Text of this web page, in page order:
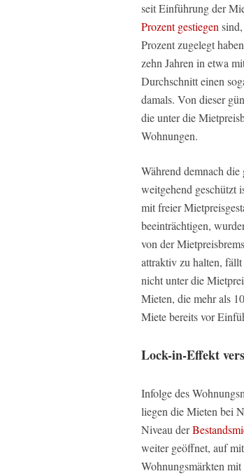
seit Einführung der
Prozent gestiegen
Prozent zugelegt
zehn Jahren in etwa
Durchschnitt einen
damals. Von dieser
die unter die
Wohnungen.
Während demnach
weitgehend geschützt
mit freier
beeinträchtigen,
von der
attraktiv zu halten,
nicht unter die
Mieten, die mehr als
Miete bereits vor
Lock-in-Effekt
Infolge des
liegen die Mieten bei
Niveau der
weiter geöffnet, auf
Wohnungsmärkten